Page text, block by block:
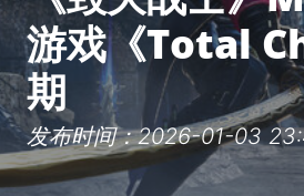
游戏《Total
期
发布时间：2026-01-03